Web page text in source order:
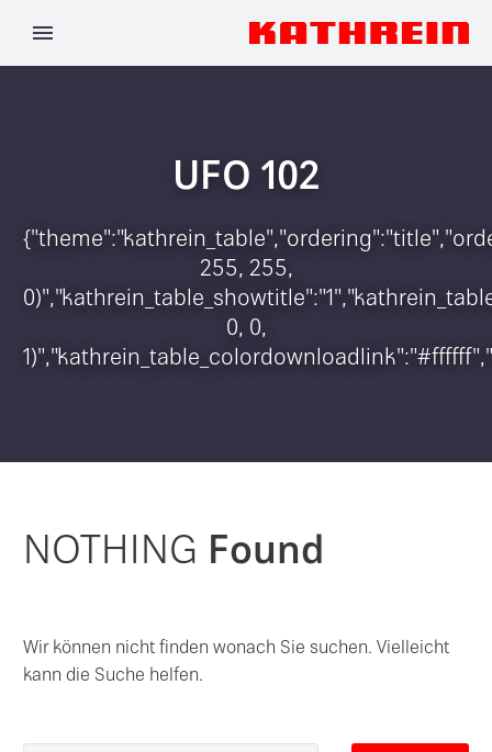
UFO 102
255, 255,
0, 0,
NOTHING Found
Wir können nicht finden wonach Sie suchen. Vielleicht
kann die Suche helfen.